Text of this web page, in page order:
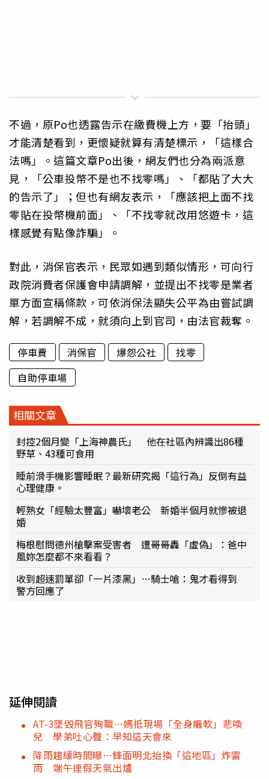
不過，原Po也透露告示在繳費機上方，要「抬頭」
才能清楚看到，更懷疑就算有清楚標示，「這樣合
法嗎」。這篇文章Po出後，網友們也分為兩派意
見，「公車投幣不是也不找零嗎」、「都貼了大大
的告示了」；但也有網友表示，「應該把上面不找
零貼在投幣機前面」、「不找零就改用悠遊卡，這
樣感覺有點像詐騙」。
對此，消保官表示，民眾如遇到類似情形，可向行
政院消費者保護會申請調解，並提出不找零是業者
單方面宣稱條款，可依消保法顯失公平為由嘗試調
解，若調解不成，就須向上到官司，由法官裁奪。
停車費 消保官 爆怨公社
找零
自助停車場
相關文章
封控2個月變「上海神農氏」 他在社區內辨識出86種
野草、43種可食用
睡前滑手機影響睡眠？最新研究揭「這行為」反倒有益
心理健康。
輕熟女「經驗太豐富」嚇壞老公 新婚半個月就慘被退
婚
梅根慰問德州槍擊案受害者 遭哥哥轟「虛偽」：爸中
風妳怎麼都不來看看？
收到超速罰單卻「一片漆黑」…騎士嗆：鬼才看得到
警方回應了
延伸閱讀
AT-3墜毀飛官殉職…媽抵現場「全身癱軟」悲喚
兒 學弟吐心聲：早知這天會來
降雨趨緩時間曝…鋒面明北抬換「這地區」炸雷
雨 端午連假天氣出爐